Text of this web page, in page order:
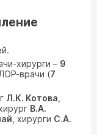
хирурги – 9
врачи (7
Л.К. Котова
В.А.
, хирурги С.А.